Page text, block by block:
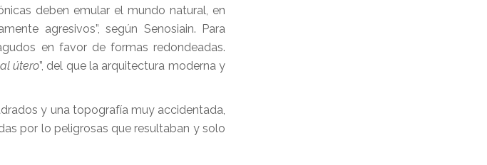
deben emular el mundo natural, en
agresivos”, según Senosiain. Para
en favor de formas redondeadas.
útero”, del que la arquitectura moderna y
y una topografía muy accidentada,
por lo peligrosas que resultaban y solo